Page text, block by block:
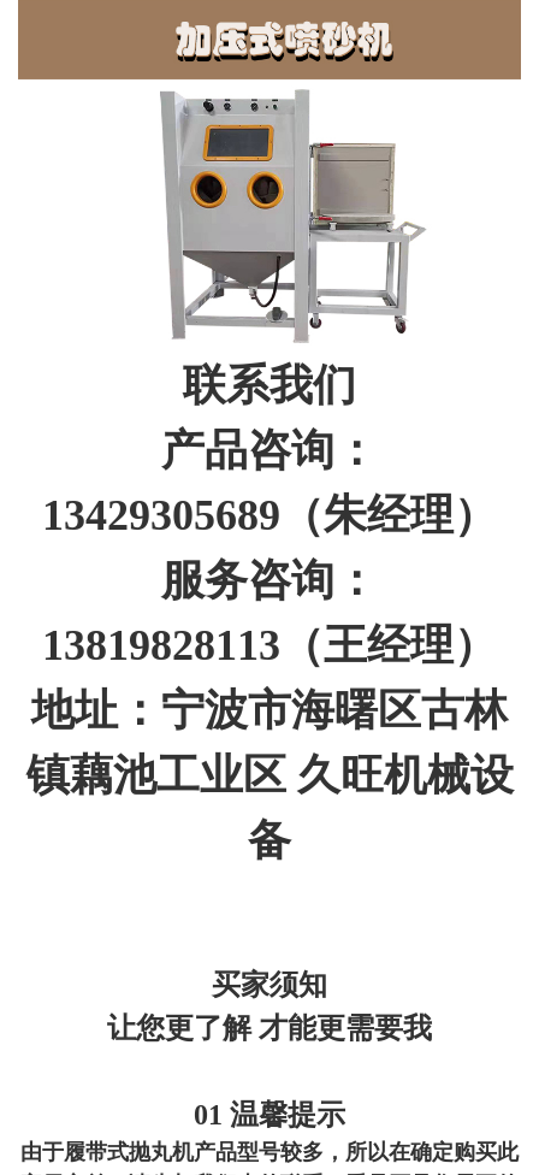
联系我们
产品咨询：
13429305689（朱经理）
服务咨询：
13819828113（王经理）
地址：宁波市海曙区古林
镇藕池工业区 久旺机械设
备
买家须知
让您更了解 才能更需要我
01 温馨提示
由于履带式抛丸机产品型号较多，所以在确定购买此